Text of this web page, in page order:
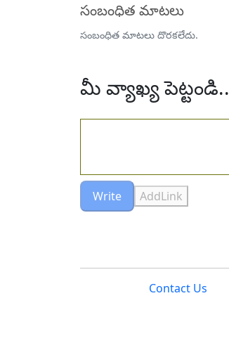
సంబంధిత మాటలు
సంబంధిత మాటలు దొరకలేదు.
మీ వ్యాఖ్య పెట్టండి..
Write AddLink
Contact Us